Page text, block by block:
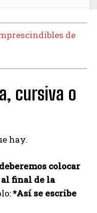
de
cursiva o
hay.
colocar
final de la
*Así se escribe